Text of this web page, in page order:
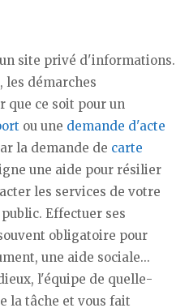
site privé d'informations.
les démarches
que ce soit pour un
ou une demande d'acte
la demande de carte
une aide pour résilier
les services de votre
Effectuer ses
obligatoire pour
une aide sociale...
l'équipe de quelle-
la tâche et vous fait